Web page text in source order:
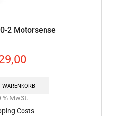
2 Motorsense
WARENKORB
% MwSt.
Costs